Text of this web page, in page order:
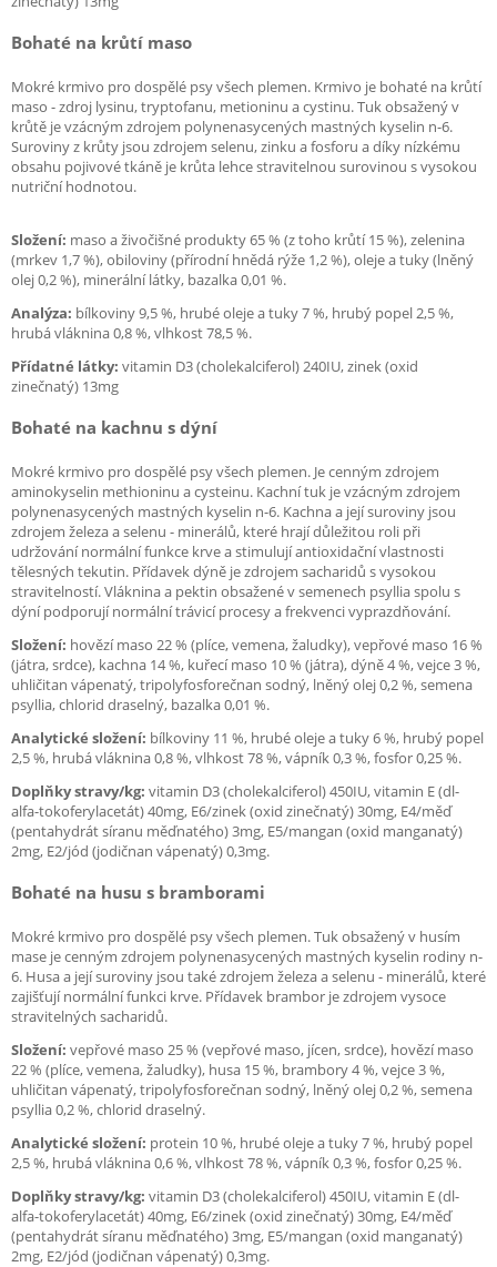
Bohaté na krůtí maso
Mokré krmivo pro dospělé psy všech plemen. Krmivo je bohaté na krůtí
maso - zdroj lysinu, tryptofanu, metioninu a cystinu. Tuk obsažený v
krůtě je vzácným zdrojem polynenasycených mastných kyselin n-6.
Suroviny z krůty jsou zdrojem selenu, zinku a fosforu a díky nízkému
obsahu pojivové tkáně je krůta lehce stravitelnou surovinou s vysokou
nutriční hodnotou.
Složení: maso a živočišné produkty 65 % (z toho krůtí 15 %), zelenina
(mrkev 1,7 %), obiloviny (přírodní hnědá rýže 1,2 %), oleje a tuky (lněný
olej 0,2 %), minerální látky, bazalka 0,01 %.
Analýza: bílkoviny 9,5 %, hrubé oleje a tuky 7 %, hrubý popel 2,5 %,
hrubá vláknina 0,8 %, vlhkost 78,5 %.
Přídatné látky: vitamin D3 (cholekalciferol) 240IU, zinek (oxid
zinečnatý) 13mg
Bohaté na kachnu s dýní
Mokré krmivo pro dospělé psy všech plemen. Je cenným zdrojem
aminokyselin methioninu a cysteinu. Kachní tuk je vzácným zdrojem
polynenasycených mastných kyselin n-6. Kachna a její suroviny jsou
zdrojem železa a selenu - minerálů, které hrají důležitou roli při
udržování normální funkce krve a stimulují antioxidační vlastnosti
tělesných tekutin. Přídavek dýně je zdrojem sacharidů s vysokou
stravitelností. Vláknina a pektin obsažené v semenech psyllia spolu s
dýní podporují normální trávicí procesy a frekvenci vyprazdňování.
Složení: hovězí maso 22 % (plíce, vemena, žaludky), vepřové maso 16 %
(játra, srdce), kachna 14 %, kuřecí maso 10 % (játra), dýně 4 %, vejce 3 %,
uhličitan vápenatý, tripolyfosforečnan sodný, lněný olej 0,2 %, semena
psyllia, chlorid draselný, bazalka 0,01 %.
Analytické složení: bílkoviny 11 %, hrubé oleje a tuky 6 %, hrubý popel
2,5 %, hrubá vláknina 0,8 %, vlhkost 78 %, vápník 0,3 %, fosfor 0,25 %.
Doplňky stravy/kg: vitamin D3 (cholekalciferol) 450IU, vitamin E (dl-
alfa-tokoferylacetát) 40mg, E6/zinek (oxid zinečnatý) 30mg, E4/měď
(pentahydrát síranu měďnatého) 3mg, E5/mangan (oxid manganatý)
2mg, E2/jód (jodičnan vápenatý) 0,3mg.
Bohaté na husu s bramborami
Mokré krmivo pro dospělé psy všech plemen. Tuk obsažený v husím
mase je cenným zdrojem polynenasycených mastných kyselin rodiny n-
6. Husa a její suroviny jsou také zdrojem železa a selenu - minerálů, které
zajišťují normální funkci krve. Přídavek brambor je zdrojem vysoce
stravitelných sacharidů.
Složení: vepřové maso 25 % (vepřové maso, jícen, srdce), hovězí maso
22 % (plíce, vemena, žaludky), husa 15 %, brambory 4 %, vejce 3 %,
uhličitan vápenatý, tripolyfosforečnan sodný, lněný olej 0,2 %, semena
psyllia 0,2 %, chlorid draselný.
Analytické složení: protein 10 %, hrubé oleje a tuky 7 %, hrubý popel
2,5 %, hrubá vláknina 0,6 %, vlhkost 78 %, vápník 0,3 %, fosfor 0,25 %.
Doplňky stravy/kg: vitamin D3 (cholekalciferol) 450IU, vitamin E (dl-
alfa-tokoferylacetát) 40mg, E6/zinek (oxid zinečnatý) 30mg, E4/měď
(pentahydrát síranu měďnatého) 3mg, E5/mangan (oxid manganatý)
2mg, E2/jód (jodičnan vápenatý) 0,3mg.